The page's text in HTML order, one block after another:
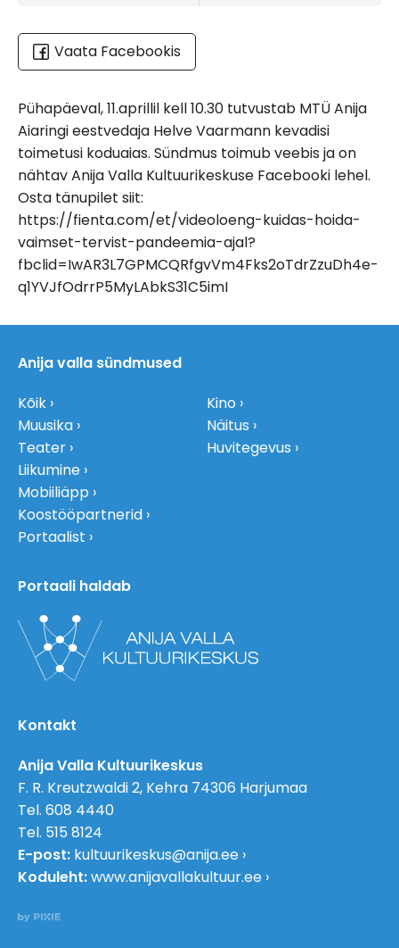
Vaata Facebookis
Pühapäeval, 11.aprillil kell 10.30 tutvustab MTÜ Anija
Aiaringi eestvedaja Helve Vaarmann kevadisi
toimetusi koduaias. Sündmus toimub veebis ja on
nähtav Anija Valla Kultuurikeskuse Facebooki lehel.
Osta tänupilet siit:
https://fienta.com/et/videoloeng-kuidas-hoida-
vaimset-tervist-pandeemia-ajal?
fbclid=IwAR3L7GPMCQRfgvVm4Fks2oTdrZzuDh4e-
q1YVJfOdrrP5MyLAbkS31C5imI
Anija valla sündmused
Kõik
Muusika
Teater
Liikumine
Kino
Näitus
Huvitegevus
Mobiiliäpp
Koostööpartnerid
Portaalist
Portaali haldab
Kontakt
Anija Valla Kultuurikeskus
F. R. Kreutzwaldi 2, Kehra 74306 Harjumaa
Tel. 608 4440
Tel. 515 8124
E-post: kultuurikeskus@anija.ee
Koduleht:www.anijavallakultuur.ee